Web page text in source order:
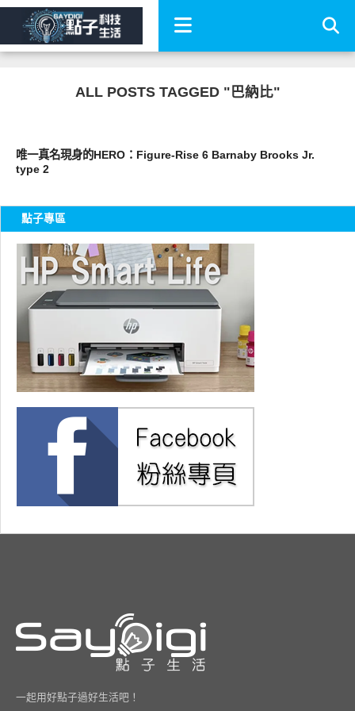
ALL POSTS TAGGED "巴納比"
唯一真名現身的HERO：Figure-Rise 6 Barnaby Brooks Jr.
type 2
點子專區
一起用好點子過好生活吧！